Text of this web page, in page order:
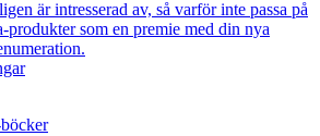
är intresserad av, så varför inte passa på
produkter som en premie med din nya